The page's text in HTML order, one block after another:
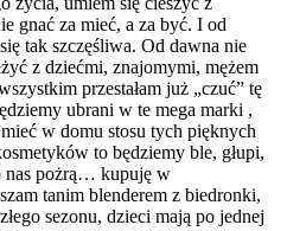
gnać za mieć, a za być. I od
tak szczęśliwa. Od dawna nie
z dziećmi, znajomymi, mężem
przestałam już „czuć” tę
ubrani w te mega marki ,
w domu stosu tych pięknych
to będziemy ble, głupi,
nas pożrą… kupuję w
tanim blenderem z biedronki,
sezonu, dzieci mają po jednej